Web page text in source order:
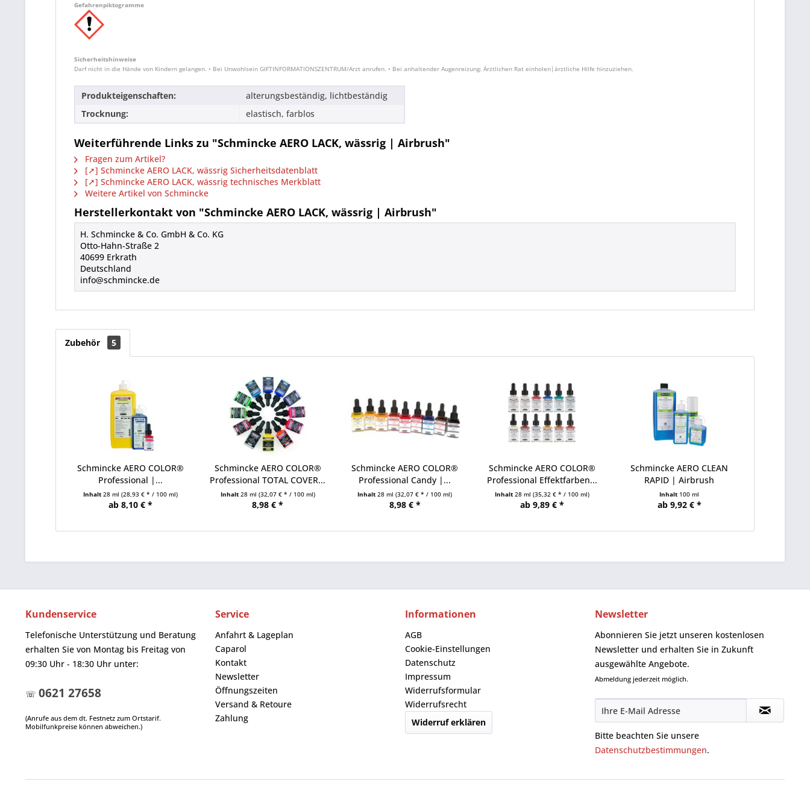
Gefahrenpiktogramme
Sicherheitshinweise
Darf nicht in die Hände von Kindern gelangen. • Bei Unwohlsein GIFTINFORMATIONSZENTRUM/Arzt anrufen. • Bei anhaltender Augenreizung: Ärztlichen Rat einholen|ärztliche Hilfe hinzuziehen.
Produkteigenschaften:
alterungsbeständig, lichtbeständig
Trocknung:
elastisch, farblos
Weiterführende Links zu "Schmincke AERO LACK, wässrig | Airbrush"
Fragen zum Artikel?
[➚] Schmincke AERO LACK, wässrig Sicherheitsdatenblatt
[➚] Schmincke AERO LACK, wässrig technisches Merkblatt
Weitere Artikel von Schmincke
Herstellerkontakt von "Schmincke AERO LACK, wässrig | Airbrush"
H. Schmincke & Co. GmbH & Co. KG
Otto-Hahn-Straße 2
40699 Erkrath
Deutschland
info@schmincke.de
Zubehör 5
Schmincke AERO COLOR®
Professional |...
Inhalt28 ml(28,93 € * / 100 ml)
ab 8,10 € *
Schmincke AERO COLOR®
Professional TOTAL COVER...
Inhalt 28 ml (32,07 € * / 100 ml)
8,98 € *
Schmincke AERO COLOR®
Professional Candy |...
Inhalt28 ml(32,07 € * / 100 ml)
8,98 € *
Schmincke AERO COLOR®
Professional Effektfarben...
Inhalt28 ml(35,32 € * / 100 ml)
ab 9,89 € *
Schmincke AERO CLEAN
RAPID | Airbrush
Inhalt 100 ml
ab 9,92 € *
Kundenservice
Telefonische Unterstützung und Beratung
erhalten Sie von Montag bis Freitag von
09:30 Uhr - 18:30 Uhr unter:
☏ 0621 27658
(Anrufe aus dem dt. Festnetz zum Ortstarif.
Mobilfunkpreise können abweichen.)
Service
Anfahrt & Lageplan
Caparol
Kontakt
Newsletter
Öffnungszeiten
Versand & Retoure
Zahlung
Informationen
AGB
Cookie-Einstellungen
Datenschutz
Impressum
Widerrufsformular
Widerrufsrecht
Widerruf erklären
Newsletter
Abonnieren Sie jetzt unseren kostenlosen
Newsletter und erhalten Sie in Zukunft
ausgewählte Angebote.
Abmeldung jederzeit möglich.
Bitte beachten Sie unsere
Datenschutzbestimmungen.